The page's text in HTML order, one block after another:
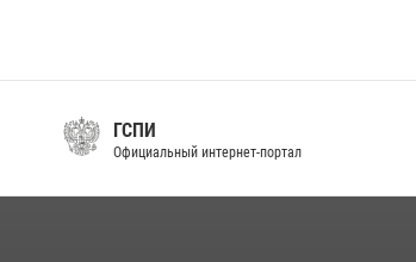
ГСПИ
Официальный интернет-портал